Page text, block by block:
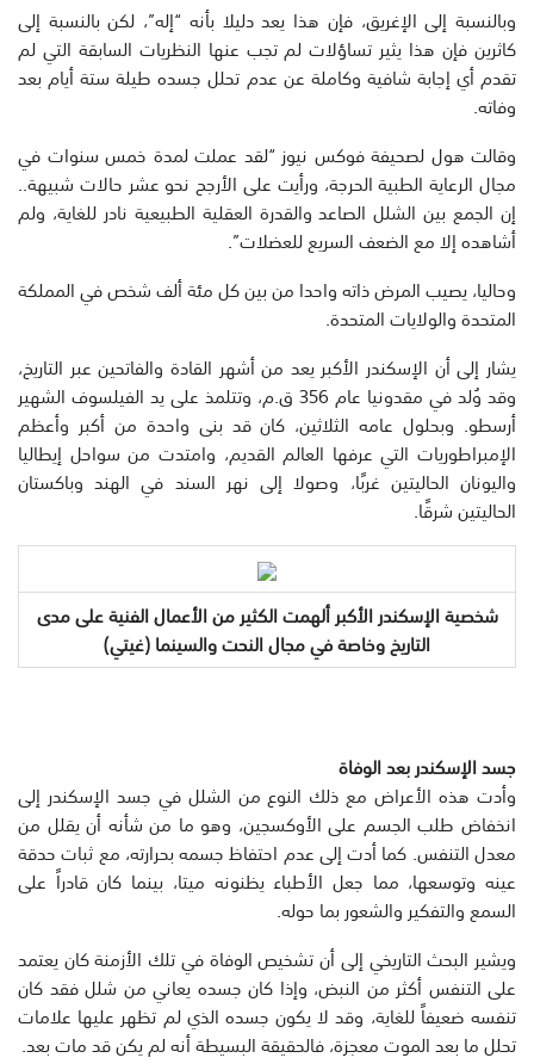
وبالنسبة إلى الإغريق، فإن هذا يعد دليلا بأنه “إله”، لكن بالنسبة إلى
كاثرين فإن هذا يثير تساؤلات لم تجب عنها النظريات السابقة التي لم
تقدم أي إجابة شافية وكاملة عن عدم تحلل جسده طيلة ستة أيام بعد
وفاته.
وقالت هول لصحيفة فوكس نيوز “لقد عملت لمدة خمس سنوات في
مجال الرعاية الطبية الحرجة، ورأيت على الأرجح نحو عشر حالات شبيهة..
إن الجمع بين الشلل الصاعد والقدرة العقلية الطبيعية نادر للغاية، ولم
أشاهده إلا مع الضعف السريع للعضلات”.
وحاليا، يصيب المرض ذاته واحدا من بين كل مئة ألف شخص في المملكة
المتحدة والولايات المتحدة.
يشار إلى أن الإسكندر الأكبر يعد من أشهر القادة والفاتحين عبر التاريخ،
وقد وُلد في مقدونيا عام 356 ق.م، وتتلمذ على يد الفيلسوف الشهير
أرسطو. وبحلول عامه الثلاثين، كان قد بنى واحدة من أكبر وأعظم
الإمبراطوريات التي عرفها العالم القديم، وامتدت من سواحل إيطاليا
واليونان الحاليتين غربًا، وصولا إلى نهر السند في الهند وباكستان
الحاليتين شرقًا.
شخصية الإسكندر الأكبر ألهمت الكثير من الأعمال الفنية على مدى
التاريخ وخاصة في مجال النحت والسينما (غيتي)
جسد الإسكندر بعد الوفاة
وأدت هذه الأعراض مع ذلك النوع من الشلل في جسد الإسكندر إلى
انخفاض طلب الجسم على الأوكسجين، وهو ما من شأنه أن يقلل من
معدل التنفس. كما أدت إلى عدم احتفاظ جسمه بحرارته، مع ثبات حدقة
عينه وتوسعها، مما جعل الأطباء يظنونه ميتا، بينما كان قادراً على
السمع والتفكير والشعور بما حوله.
ويشير البحث التاريخي إلى أن تشخيص الوفاة في تلك الأزمنة كان يعتمد
على التنفس أكثر من النبض، وإذا كان جسده يعاني من شلل فقد كان
تنفسه ضعيفاً للغاية، وقد لا يكون جسده الذي لم تظهر عليها علامات
تحلل ما بعد الموت معجزة، فالحقيقة البسيطة أنه لم يكن قد مات بعد.